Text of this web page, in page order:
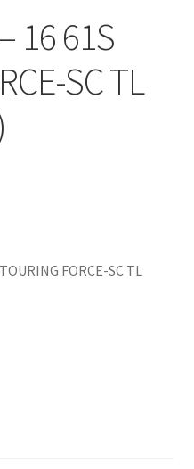
16 61S
SC TL
FORCE-SC TL